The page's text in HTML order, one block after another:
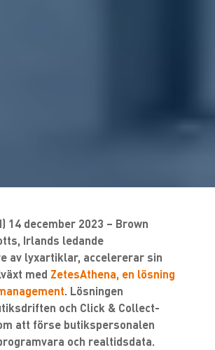
14 december 2023 – Brown
Irlands ledande
av lyxartiklar, accelererar sin
med ZetesAthena, en lösning
. Lösningen
och Click & Collect-
att förse butikspersonalen
och realtidsdata.